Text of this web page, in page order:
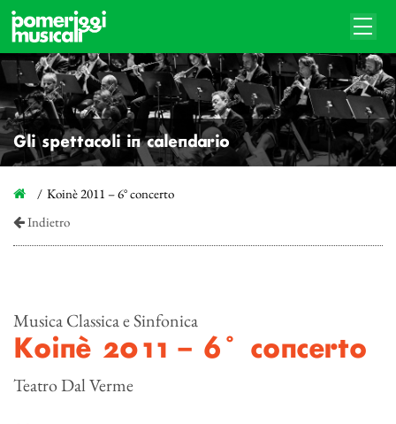
Gli spettacoli in calendario
Koinè 2011 – 6° concerto
Indietro
Musica Classica e Sinfonica
Koinè 2011 – 6° concerto
Teatro Dal Verme